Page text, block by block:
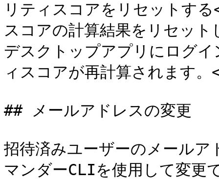
リティスコアをリセットす
スコアの計算結果をリセッ
デスクトップアプリにログ
ィスコアが再計算されま
## メールアドレスの変更
招待済みユーザーのメール
マンダーCLIを使用して変更